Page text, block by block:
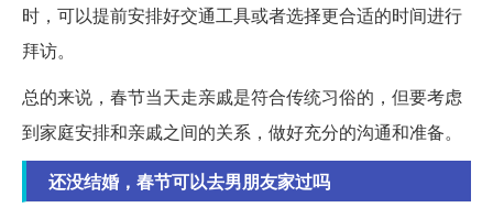
时，可以提前安排好交通工具或者选择更合适的时间进行
拜访。
总的来说，春节当天走亲戚是符合传统习俗的，但要考虑
到家庭安排和亲戚之间的关系，做好充分的沟通和准备。
还没结婚，春节可以去男朋友家过吗